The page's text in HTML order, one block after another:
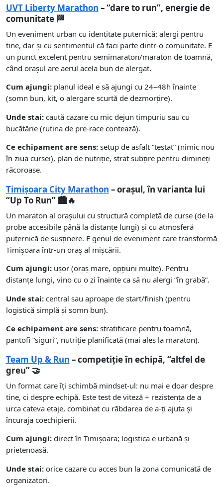
UVT Liberty Marathon – “dare to run”, energie de
comunitate 🏁
Un eveniment urban cu identitate puternică: alergi pentru
tine, dar și cu sentimentul că faci parte dintr-o comunitate. E
un punct excelent pentru semimaraton/maraton de toamnă,
când orașul are aerul acela bun de alergat.
Cum ajungi:planul ideal e să ajungi cu 24–48h înainte
(somn bun, kit, o alergare scurtă de dezmorțire).
Unde stai:caută cazare cu mic dejun timpuriu sau cu
bucătărie (rutina de pre-race contează).
Ce echipament are sens:setup de asfalt “testat” (nimic nou
în ziua cursei), plan de nutriție, strat subțire pentru dimineți
răcoroase.
Timișoara City Marathon – orașul, în varianta lui
“Up To Run” 🏙️🔥
Un maraton al orașului cu structură completă de curse (de la
probe accesibile până la distanțe lungi) și cu atmosferă
puternică de susținere. E genul de eveniment care transformă
Timișoara într-un oraș al mișcării.
Cum ajungi:ușor (oraș mare, opțiuni multe). Pentru
distanțe lungi, vino cu o zi înainte ca să nu alergi “în grabă”.
Unde stai:central sau aproape de start/finish (pentru
logistică simplă și somn bun).
Ce echipament are sens:stratificare pentru toamnă,
pantofi “siguri”, nutriție planificată (mai ales la maraton).
Team Up & Run – competiție în echipă, “altfel de
greu” 🤝
Un format care îți schimbă mindset-ul: nu mai e doar despre
tine, ci despre echipă. Este test de viteză + rezistența de a
urca cateva etaje, combinat cu răbdarea de a-ți ajuta și
încuraja coechipierii.
Cum ajungi:direct în Timișoara; logistica e urbană și
prietenoasă.
Unde stai:orice cazare cu acces bun la zona comunicată de
organizatori.